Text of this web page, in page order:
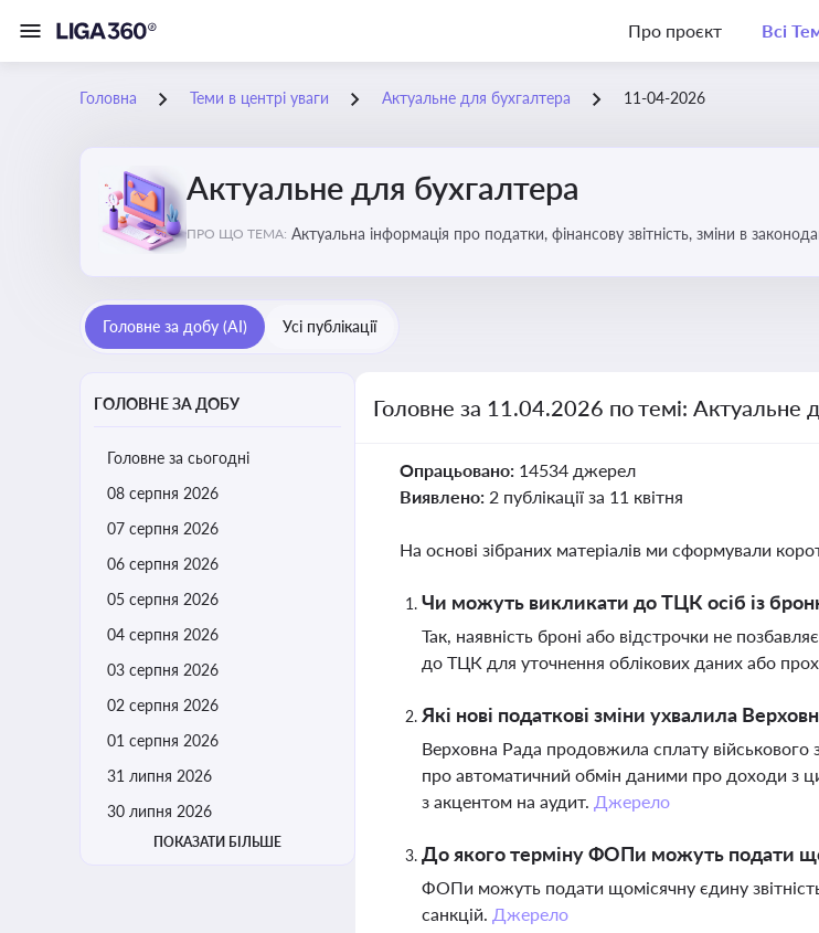
Про проєкт Всі
Головна Теми в центрі уваги Актуальне для бухгалтера 11-04-2026
Актуальне для бухгалтера
ПРО ЩО ТЕМА: Актуальна інформація про податки, фінансову звітність, зміни в
Головне за добу (AI) Усі публікації
ГОЛОВНЕ ЗА ДОБУ
Головне за сьогодні
08 серпня 2026
07 серпня 2026
06 серпня 2026
05 серпня 2026
04 серпня 2026
03 серпня 2026
02 серпня 2026
01 серпня 2026
31 липня 2026
30 липня 2026
ПОКАЗАТИ БІЛЬШЕ
Головне за 11.04.2026 по темі: Актуальне
Опрацьовано: 14534 джерел
Виявлено: 2 публікації за 11 квітня
На основі зібраних матеріалів ми сформували
Чи можуть викликати до ТЦК осіб із
Так, наявність броні або відстрочки не
до ТЦК для уточнення облікових даних або
Які нові податкові зміни ухвалила
Верховна Рада продовжила сплату військового
про автоматичний обмін даними про доходи з
з акцентом на аудит. Джерело
До якого терміну ФОПи можуть подати
ФОПи можуть подати щомісячну єдину
санкцій. Джерело